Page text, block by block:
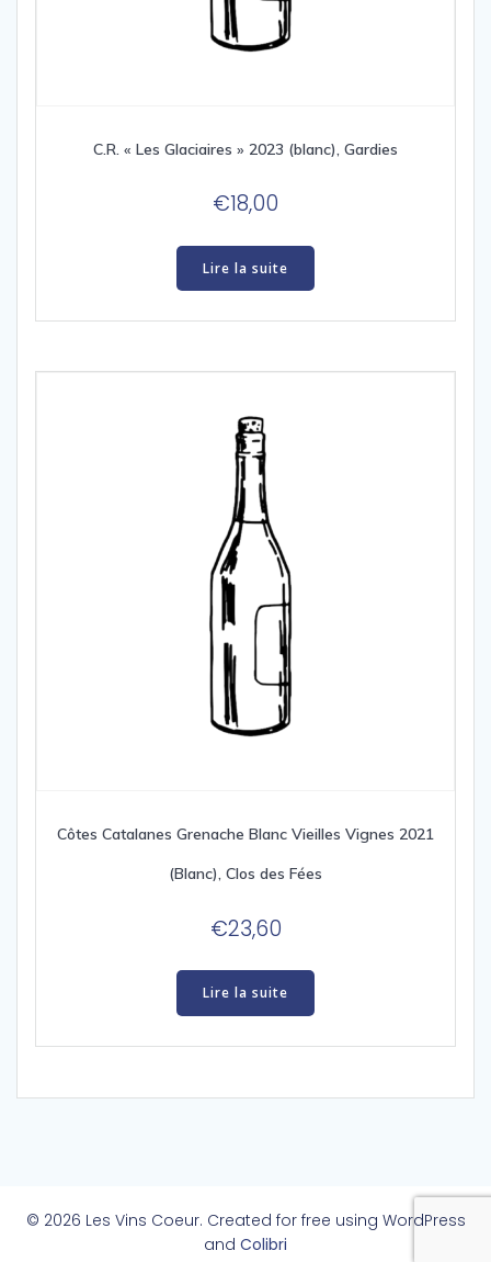
C.R. « Les Glaciaires » 2023 (blanc), Gardies
€18,00
Lire la suite
Côtes Catalanes Grenache Blanc Vieilles Vignes 2021
(Blanc), Clos des Fées
€23,60
Lire la suite
© 2026 Les Vins Coeur. Created for free using WordPress
and Colibri